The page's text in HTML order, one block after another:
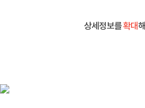
상세정보를확대